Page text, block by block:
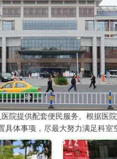
院提供配套便民服务。根据医
体事项，尽最大努力满足科室